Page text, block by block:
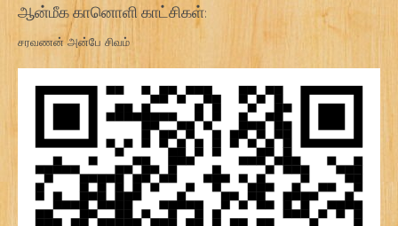
ஆன்மீக கானொளி காட்சிகள்:
சரவணன் அன்பே சிவம்